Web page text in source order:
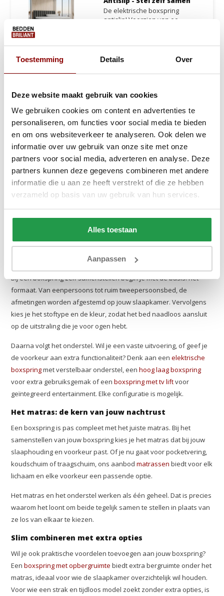
Toestemming Details Over
Deze website maakt gebruik van cookies
We gebruiken cookies om content en advertenties te
personaliseren, om functies voor social media te bieden
en om ons websiteverkeer te analyseren. Ook delen we
informatie over uw gebruik van onze site met onze
partners voor social media, adverteren en analyse. Deze
partners kunnen deze gegevens combineren met andere
informatie die u aan ze heeft verstrekt of die ze hebben
verzameld op basis van uw gebruik van hun services.
Alles toestaan
Aanpassen
Gratis Zomerdeal!
De elektrische boxspring
antislip! Voorzien van ee...
1.999,- 1.399,- Bekijken
Zelf je Boxspring Samenstellen
Geen twee slaapkamers zijn hetzelfde. De afmetingen
verschillen, de stijl verschilt en wat de een comfortabel vindt,
werkt voor de ander niet. Toch eindigen veel mensen met een bed
dat dicht in de buurt komt maar nooit helemaal klopt. Een
boxspring samenstellen lost dat op. Je begint met een leeg canvas
en bouwt van daaruit een bed dat in elk detail aansluit op jouw
slaapkamer en jouw wensen.
BijBeddenbriljantstel je jouw boxspring zelf samen: van stof en
kleur tot afmetingen en matrastype. Deskundig advies, eerlijke
prijs en snel geleverd via onze eigen bezorgdienst.
Wat kun je zelf kiezen?
Bij een boxspring zelf samenstellen begin je met de basis: het
formaat. Van eenpersoons tot ruim tweepersoonsbed, de
afmetingen worden afgestemd op jouw slaapkamer. Vervolgens
kies je het stoftype en de kleur, zodat het bed naadloos aansluit
op de uitstraling die je voor ogen hebt.
Daarna volgt het onderstel. Wil je een vaste uitvoering, of geef je
de voorkeur aan extra functionaliteit? Denk aan eenelektrische
boxspringmet verstelbaar onderstel, eenhoog laag boxspring
voor extra gebruiksgemak of eenboxspring met tv liftvoor
geïntegreerd entertainment. Elke configuratie is mogelijk.
Het matras: de kern van jouw nachtrust
Een boxspring is pas compleet met het juiste matras. Bij het
samenstellen van jouw boxspring kies je het matras dat bij jouw
slaaphouding en voorkeur past. Of je nu gaat voor pocketvering,
koudschuim of traagschuim, ons aanbodmatrassen biedt voor elk
lichaam en elke voorkeur een passende optie.
Het matras en het onderstel werken als één geheel. Dat is precies
waarom het loont om beide tegelijk samen te stellen in plaats van
ze los van elkaar te kiezen.
Slim combineren met extra opties
Wil je ook praktische voordelen toevoegen aan jouw boxspring?
Eenboxspring met opbergruimte biedt extra bergruimte onder het
matras, ideaal voor wie de slaapkamer overzichtelijk wil houden.
Voor wie een strak en tijdloos model zoekt zonder extra opties, is